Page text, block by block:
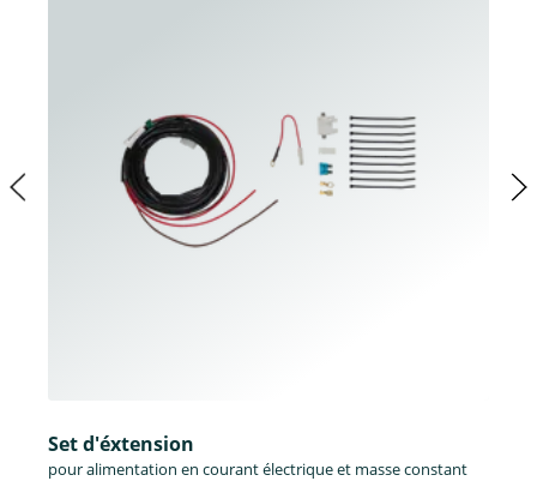
Set d'éxtension
pour alimentation en courant électrique et masse constant